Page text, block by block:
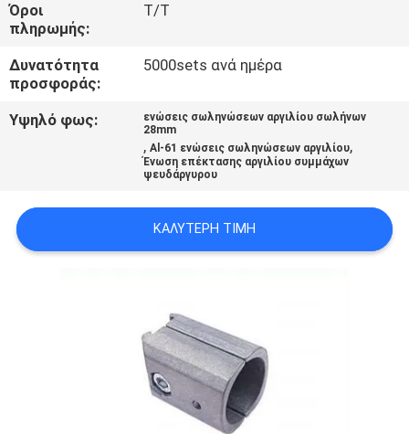
ΜΙΑ
ΠΡΟΣΦΟΡΆ
SITEMAP
ΑΠΟΡΡΉΤΟΥ
Όροι
πληρωμής:
T/T
Δυνατότητα
προσφοράς:
5000sets ανά ημέρα
Υψηλό φως:
ενώσεις σωληνώσεων αργιλίου σωλήνων
28mm
,Al-61 ενώσεις σωληνώσεων αργιλίου,
Ένωση επέκτασης αργιλίου συμμάχων
ψευδάργυρου
ΚΑΛΎΤΕΡΗ ΤΙΜΉ